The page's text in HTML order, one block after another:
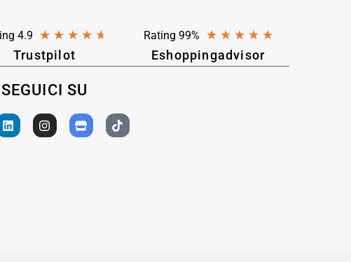
4.9 ★ ★ ★ ★ ★
Trustpilot
Rating 99% ★ ★ ★ ★ ★
Eshoppingadvisor
SEGUICI SU